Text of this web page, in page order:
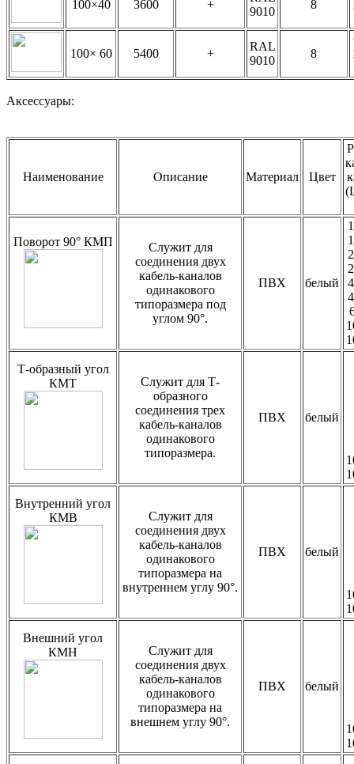
100×40 3600 +
9010
8
100× 60 5400 +
RAL
9010
8
Аксессуары:
Наименование Описание Материал Цвет
Поворот 90° КМП
Служит для
соединения двух
кабель-каналов
одинакового
типоразмера под
углом 90°.
ПВХ белый
Т-образный угол
КМТ
Служит для Т-
образного
соединения трех
кабель-каналов
одинакового
типоразмера.
ПВХ белый
Внутренний угол
КМВ
Служит для
соединения двух
кабель-каналов
одинакового
типоразмера на
внутреннем углу 90°.
ПВХ белый
Внешний угол
КМН
Служит для
соединения двух
кабель-каналов
одинакового
типоразмера на
внешнем углу 90°.
ПВХ белый